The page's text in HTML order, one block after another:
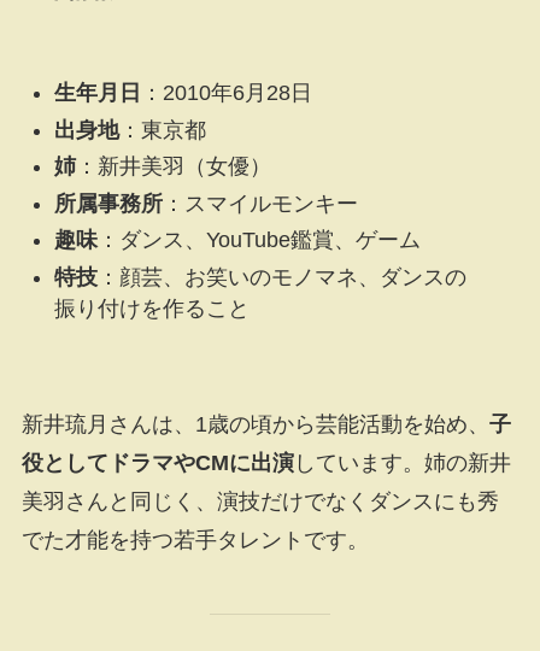
生年月日 ：2010年6月28日
出身地：東京都
姉：新井美羽（女優）
所属事務所：スマイルモンキー
趣味：ダンス、YouTube鑑賞、ゲーム
特技：顔芸、お笑いのモノマネ、ダンスの
振り付けを作ること
新井琉月さんは、1歳の頃から芸能活動を始め、 子
役としてドラマやCMに出演しています。姉の新井
美羽さんと同じく、演技だけでなくダンスにも秀
でた才能を持つ若手タレントです。